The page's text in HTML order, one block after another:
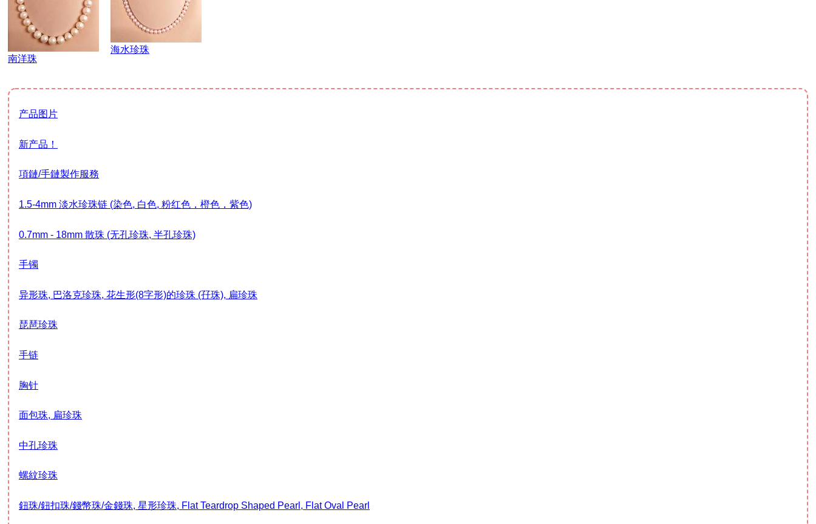
南洋珠
海水珍珠
产品图片
新产品！
項鏈/手鏈製作服務
1.5-4mm 淡水珍珠链 (染色, 白色, 粉红色，橙色，紫色)
0.7mm - 18mm 散珠 (无孔珍珠, 半孔珍珠)
手镯
异形珠, 巴洛克珍珠, 花生形(8字形)的珍珠 (孖珠), 扁珍珠
琵琶珍珠
手链
胸针
面包珠, 扁珍珠
中孔珍珠
螺紋珍珠
鈕珠/鈕扣珠/錢幣珠/金錢珠, 星形珍珠, Flat Teardrop Shaped Pearl, Flat Oval Pearl